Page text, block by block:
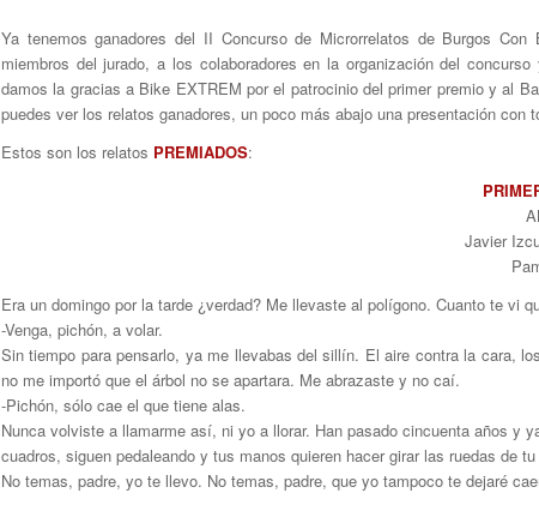
Ya tenemos ganadores del II Concurso de Microrrelatos de Burgos
miembros del jurado, a los colaboradores en la organización del
damos la gracias a Bike EXTREM por el patrocinio del primer premio y al
puedes ver los relatos ganadores, un poco más abajo una presentación
Estos son los relatos PREMIADOS:
Javier
Era un domingo por la tarde ¿verdad? Me llevaste al polígono. Cuanto te vi
-Venga, pichón, a volar.
Sin tiempo para pensarlo, ya me llevabas del sillín. El aire contra la cara,
no me importó que el árbol no se apartara. Me abrazaste y no caí.
-Pichón, sólo cae el que tiene alas.
Nunca volviste a llamarme así, ni yo a llorar. Han pasado cincuenta años y
cuadros, siguen pedaleando y tus manos quieren hacer girar las ruedas de
No temas, padre, yo te llevo. No temas, padre, que yo tampoco te dejaré